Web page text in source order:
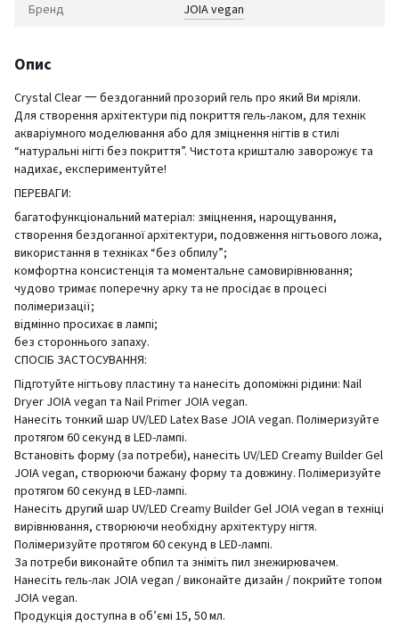
Бренд JOIA vegan
Опис
Crystal Clear 一 бездоганний прозорий гель про який Ви мріяли.
Для створення архітектури під покриття гель-лаком, для технік
акваріумного моделювання або для зміцнення нігтів в стилі
“натуральні нігті без покриття”. Чистота кришталю заворожує та
надихає, експериментуйте!
ПЕРЕВАГИ:
багатофункціональний матеріал: зміцнення, нарощування,
створення бездоганної архітектури, подовження нігтьового ложа,
використання в техніках “без обпилу”;
комфортна консистенція та моментальне самовирівнювання;
чудово тримає поперечну арку та не просідає в процесі
полімеризації;
відмінно просихає в лампі;
без стороннього запаху.
СПОСІБ ЗАСТОСУВАННЯ:
Підготуйте нігтьову пластину та нанесіть допоміжні рідини: Nail
Dryer JOIA vegan та Nail Primer JOIA vegan.
Нанесіть тонкий шар UV/LED Latex Base JOIA vegan. Полімеризуйте
протягом 60 секунд в LED-лампі.
Встановіть форму (за потреби), нанесіть UV/LED Creamy Builder Gel
JOIA vegan, створюючи бажану форму та довжину. Полімеризуйте
протягом 60 секунд в LED-лампі.
Нанесіть другий шар UV/LED Creamy Builder Gel JOIA vegan в техніці
вирівнювання, створюючи необхідну архітектуру нігтя.
Полімеризуйте протягом 60 секунд в LED-лампі.
За потреби виконайте обпил та зніміть пил знежирювачем.
Нанесіть гель-лак JOIA vegan / виконайте дизайн / покрийте топом
JOIA vegan.
Продукція доступна в об’ємі 15, 50 мл.